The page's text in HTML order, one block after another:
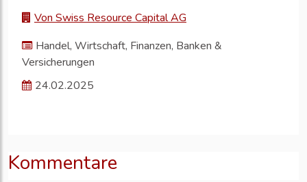
Von Swiss Resource Capital AG
Handel, Wirtschaft, Finanzen, Banken &
Versicherungen
24.02.2025
Kommentare